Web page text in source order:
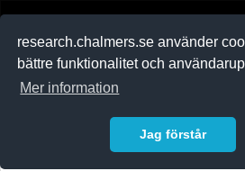
research.chalmers.se använder
bättre funktionalitet och
Mer information
Jag förstår